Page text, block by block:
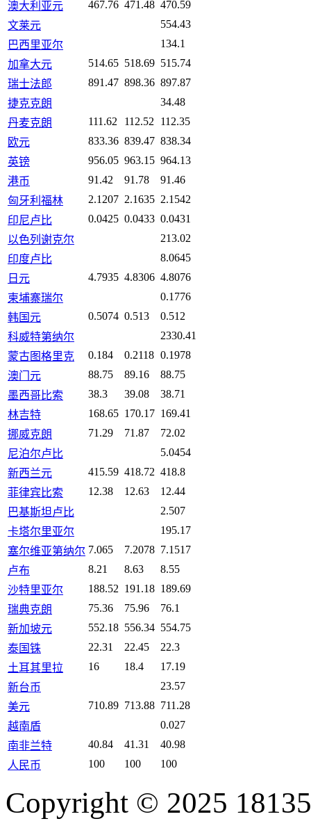
澳大利亚元 467.76 471.48 470.59
文莱元
554.43
巴西里亚尔
134.1
加拿大元
514.65 518.69 515.74
瑞士法郎
891.47 898.36 897.87
捷克克朗
34.48
丹麦克朗
111.62 112.52
112.35
欧元
833.36 839.47 838.34
英镑
956.05 963.15 964.13
港币
91.42 91.78
91.46
匈牙利福林
2.1207 2.1635 2.1542
印尼卢比
0.0425 0.0433 0.0431
以色列谢克尔
213.02
印度卢比
8.0645
日元
4.7935 4.8306 4.8076
柬埔寨瑞尔
0.1776
韩国元
0.5074 0.513
0.512
科威特第纳尔
2330.41
蒙古图格里克
0.184 0.2118 0.1978
澳门元
88.75 89.16
88.75
墨西哥比索
38.3 39.08
38.71
林吉特
168.65 170.17 169.41
挪威克朗
71.29 71.87
72.02
尼泊尔卢比
5.0454
新西兰元
415.59 418.72 418.8
菲律宾比索
12.38 12.63
12.44
巴基斯坦卢比
2.507
卡塔尔里亚尔
195.17
塞尔维亚第纳尔 7.065 7.2078 7.1517
卢布
8.21 8.63
8.55
沙特里亚尔
188.52 191.18 189.69
瑞典克朗
75.36 75.96
76.1
新加坡元
552.18 556.34 554.75
泰国铢
22.31 22.45
22.3
土耳其里拉
16 18.4
17.19
新台币
23.57
美元
710.89 713.88 711.28
越南盾
0.027
南非兰特
40.84 41.31
40.98
人民币
100 100 100
Copyright © 2025